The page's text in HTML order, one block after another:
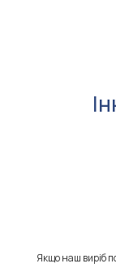
Якщо наш виріб